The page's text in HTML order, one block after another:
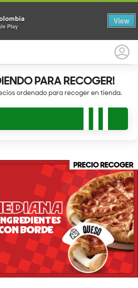
Play
View
PARA RECOGER!
ordenado para recoger en tienda.